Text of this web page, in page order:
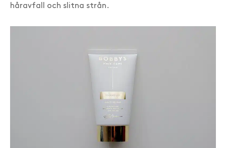
håravfall och slitna strån.